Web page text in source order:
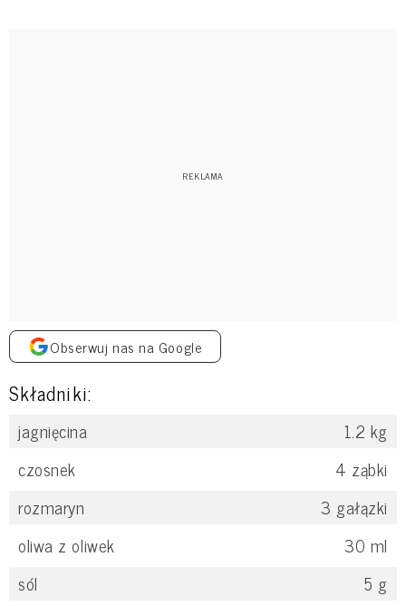
Obserwuj nas na Google
Składniki:
jagnięcina 1.2 kg
czosnek
4 ząbki
rozmaryn
3 gałązki
oliwa z oliwek
30 ml
sól
5 g